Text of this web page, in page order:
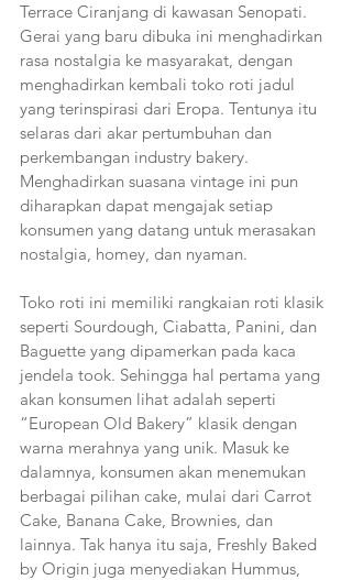
Terrace Ciranjang di kawasan Senopati.
Gerai yang baru dibuka ini menghadirkan
rasa nostalgia ke masyarakat, dengan
menghadirkan kembali toko roti jadul
yang terinspirasi dari Eropa. Tentunya itu
selaras dari akar pertumbuhan dan
perkembangan industry bakery.
Menghadirkan suasana vintage ini pun
diharapkan dapat mengajak setiap
konsumen yang datang untuk merasakan
nostalgia, homey, dan nyaman.
Toko roti ini memiliki rangkaian roti klasik
seperti Sourdough, Ciabatta, Panini, dan
Baguette yang dipamerkan pada kaca
jendela took. Sehingga hal pertama yang
akan konsumen lihat adalah seperti
“European Old Bakery” klasik dengan
warna merahnya yang unik. Masuk ke
dalamnya, konsumen akan menemukan
berbagai pilihan cake, mulai dari Carrot
Cake, Banana Cake, Brownies, dan
lainnya. Tak hanya itu saja, Freshly Baked
by Origin juga menyediakan Hummus,